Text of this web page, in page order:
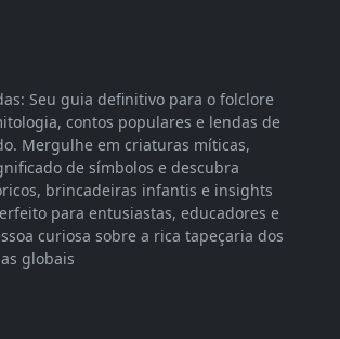
Seu guia definitivo para o folclore
contos populares e lendas de
Mergulhe em criaturas míticas,
de símbolos e descubra
brincadeiras infantis e insights
para entusiastas, educadores e
curiosa sobre a rica tapeçaria dos
globais